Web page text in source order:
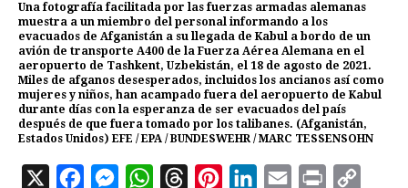
Una fotografía facilitada por las fuerzas armadas alemanas
muestra a un miembro del personal informando a los
evacuados de Afganistán a su llegada de Kabul a bordo de un
avión de transporte A400 de la Fuerza Aérea Alemana en el
aeropuerto de Tashkent, Uzbekistán, el 18 de agosto de 2021.
Miles de afganos desesperados, incluidos los ancianos así como
mujeres y niños, han acampado fuera del aeropuerto de Kabul
durante días con la esperanza de ser evacuados del país
después de que fuera tomado por los talibanes. (Afganistán,
Estados Unidos) EFE / EPA / BUNDESWEHR / MARC TESSENSOHN
X
M
W